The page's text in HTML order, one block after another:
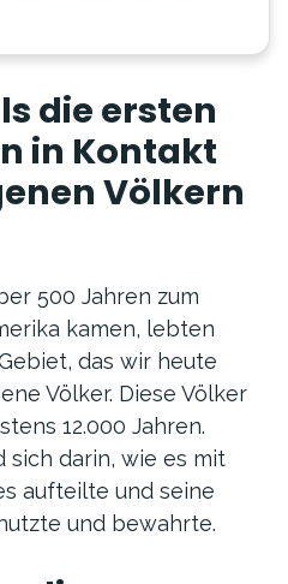
die ersten
in Kontakt
Völkern
500 Jahren zum
kamen, lebten
das wir heute
Völker. Diese Völker
12.000 Jahren.
sich darin, wie es mit
aufteilte und seine
und bewahrte.